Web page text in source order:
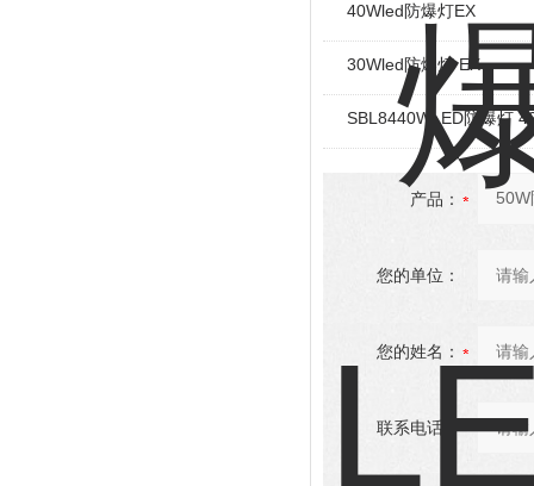
40Wled防爆灯EX
30Wled防爆灯 EX
SBL8440WLED防爆灯
产品：
您的单位：
您的姓名：
联系电话：